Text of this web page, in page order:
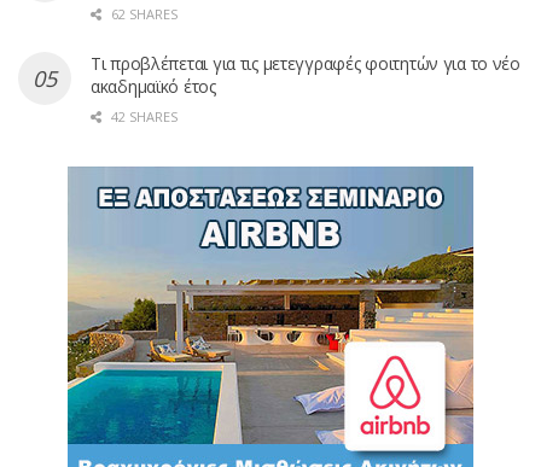
62 SHARES
Τι προβλέπεται για τις μετεγγραφές φοιτητών για το νέο
ακαδημαϊκό έτος
42 SHARES